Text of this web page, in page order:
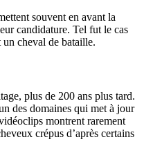
souvent en avant la
candidature. Tel fut le cas
cheval de bataille.
plus de 200 ans plus tard.
des domaines qui met à jour
montrent rarement
crépus d’après certains